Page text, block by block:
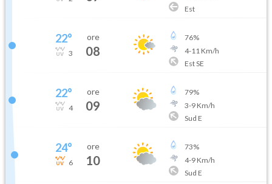
Est
22°
3
ore
08
76%
4-11 Km/h
Est SE
22°
4
ore
09
79%
3-9Km/h
Sud E
24°
6
ore
10
73%
4-9Km/h
Sud E